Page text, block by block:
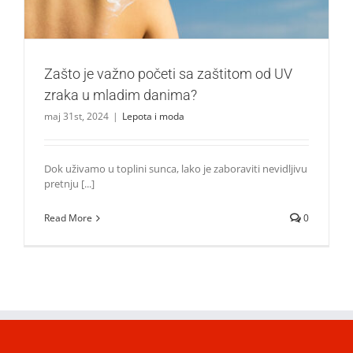
Zašto je važno početi sa zaštitom od UV
zraka u mladim danima?
maj 31st, 2024 | Lepota i moda
Dok uživamo u toplini sunca, lako je zaboraviti nevidljivu
pretnju [...]
Read More 0